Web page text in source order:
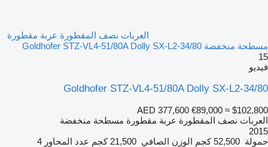
العربات نصف المقطورة عربة مقطورة
مسطحة منخفضة Goldhofer STZ-VL4-51/80A Dolly SX-L2-34/80
15
فيديو
Goldhofer STZ-VL4-51/80A Dolly SX-L2-34/80
AED 377,600 €89,000 ≈ $102,800
العربات نصف المقطورة عربة مقطورة مسطحة منخفضة
2015
حمولة 52,500 كجم الوزن الصافي 21,500 كجم عدد المحاور 4